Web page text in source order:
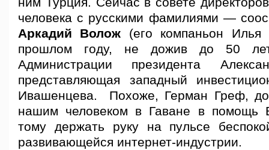
человека с русскими фамилиями —
Аркадий Волож (его компаньон
прошлом году, не дожив до 50
Администрации президента
представляющая западный
Ивашенцева. Похоже, Герман Греф,
нашим человеком в Гаване в помощь
тому держать руку на пульсе
развивающейся интернет-индустрии.